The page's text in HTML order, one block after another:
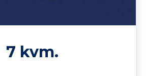
7 kvm.